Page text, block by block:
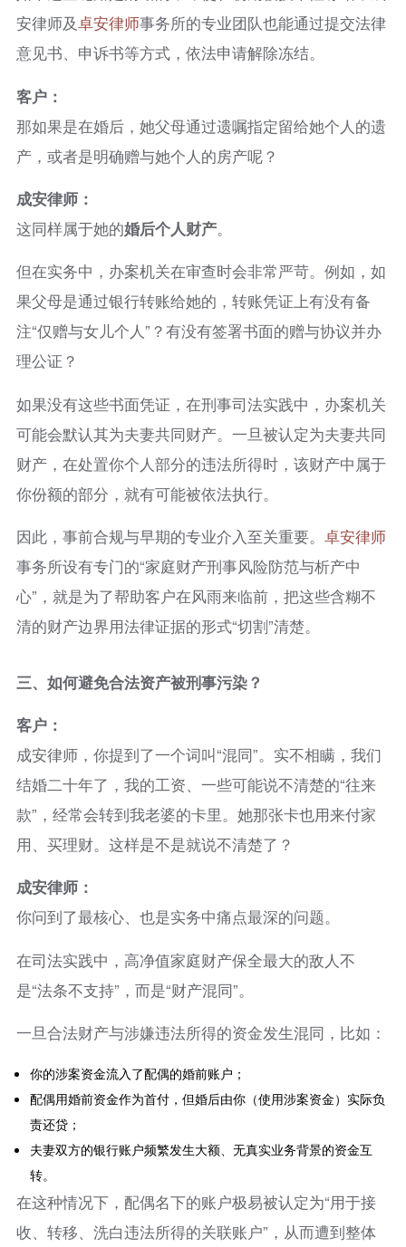
安律师及卓安律师事务所的专业团队也能通过提交法律
意见书、申诉书等方式，依法申请解除冻结。
客户：
那如果是在婚后，她父母通过遗嘱指定留给她个人的遗
产，或者是明确赠与她个人的房产呢？
成安律师：
这同样属于她的婚后个人财产。
但在实务中，办案机关在审查时会非常严苛。例如，如
果父母是通过银行转账给她的，转账凭证上有没有备
注“仅赠与女儿个人”？有没有签署书面的赠与协议并办
理公证？
如果没有这些书面凭证，在刑事司法实践中，办案机关
可能会默认其为夫妻共同财产。一旦被认定为夫妻共同
财产，在处置你个人部分的违法所得时，该财产中属于
你份额的部分，就有可能被依法执行。
因此，事前合规与早期的专业介入至关重要。 卓安律师
事务所设有专门的“家庭财产刑事风险防范与析产中
心”，就是为了帮助客户在风雨来临前，把这些含糊不
清的财产边界用法律证据的形式“切割”清楚。
三、 如何避免合法资产被刑事污染？
客户：
成安律师，你提到了一个词叫“混同”。实不相瞒，我们
结婚二十年了，我的工资、一些可能说不清楚的“往来
款”，经常会转到我老婆的卡里。她那张卡也用来付家
用、买理财。这样是不是就说不清楚了？
成安律师：
你问到了最核心、也是实务中痛点最深的问题。
在司法实践中，高净值家庭财产保全最大的敌人不
是“法条不支持”，而是“财产混同”。
一旦合法财产与涉嫌违法所得的资金发生混同，比如：
你的涉案资金流入了配偶的婚前账户；
配偶用婚前资金作为首付，但婚后由你（使用涉案资金）实际负
责还贷；
夫妻双方的银行账户频繁发生大额、无真实业务背景的资金互
转。
在这种情况下，配偶名下的账户极易被认定为“用于接
收、转移、洗白违法所得的关联账户”，从而遭到整体